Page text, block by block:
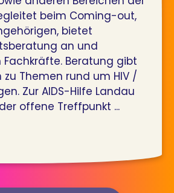
beim Coming-out,
bietet
an und
Beratung gibt
Themen rund um HIV /
Zur AIDS-Hilfe Landau
offene Treffpunkt ...